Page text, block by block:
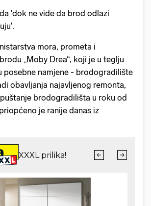
'dok ne vide da brod odlazi
mora, prometa i
„Moby Drea“, koji je u teglju
posebne namjene - brodogradilište
obavljanja najavljenog remonta,
brodogradilišta u roku od
je ranije danas iz